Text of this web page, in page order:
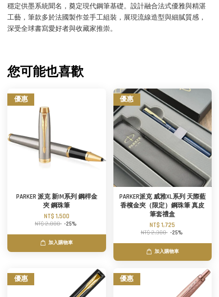
穩定供墨系統聞名，奠定現代鋼筆基礎。設計融合法式優雅與精湛
工藝，筆款多於法國製作並手工組裝，展現流線造型與細膩質感，
深受全球書寫愛好者與收藏家推崇。
您可能也喜歡
優惠
PARKER 派克 新IM系列 鋼桿金
夾 鋼珠筆
NT$ 1,500
NT$ 2,000 -25%
加入購物車
優惠
PARKER派克 威雅XL系列 天際藍
香檳金夾（限定）鋼珠筆 真皮
筆套禮盒
NT$ 1,725
NT$ 2,300 -25%
加入購物車
優惠 優惠